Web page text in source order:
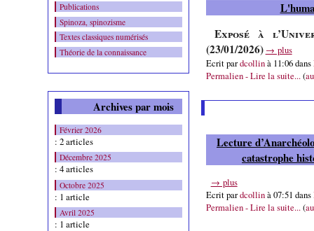
Publications
Spinoza, spinozisme
Textes classiques numérisés
Théorie de la connaissance
Archives par mois
Février 2026
: 2 articles
Décembre 2025
: 4 articles
Octobre 2025
: 1 article
Avril 2025
: 1 article
Exposé à
(23/01/2026) → plus
Ecrit pardcollinà 11:06 dans
Permalien - Lire la suite...(
Lecture
catastrophe
→ plus
Ecrit pardcollinà 07:51 dans
Permalien - Lire la suite...(